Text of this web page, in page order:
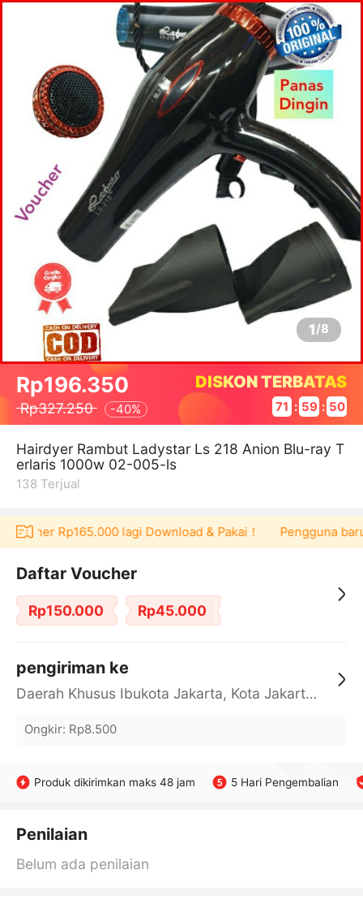
1/8
Rp196.350
Rp327.250 -40%
DISKON TERBATAS
71 : 59 : 50
Hairdyer Rambut Ladystar Ls 218 Anion Blu-ray T
erlaris 1000w 02-005-ls
138 Terjual
Rp165.000 lagi Download & Pakai！ Pengguna
Daftar Voucher
Rp150.000 Rp45.000
pengiriman ke
Daerah Khusus Ibukota Jakarta, Kota Jakarta Barat, Cengkareng, yy
Ongkir: Rp8.500
Produk dikirimkan maks 48 jam 5 Hari Pengembalian
Penilaian
Belum ada penilaian